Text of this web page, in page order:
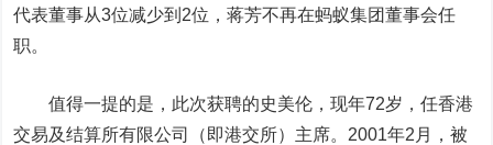
代表董事从3位减少到2位，蒋芳不再在蚂蚁集团董事会任
职。
值得一提的是，此次获聘的史美伦，现年72岁，任香港
交易及结算所有限公司（即港交所）主席。2001年2月，被